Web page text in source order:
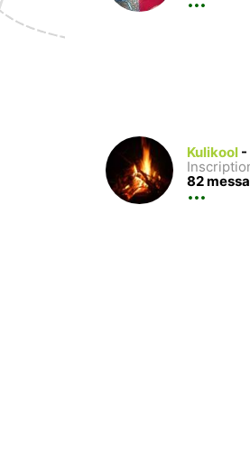
Kulikool -
82